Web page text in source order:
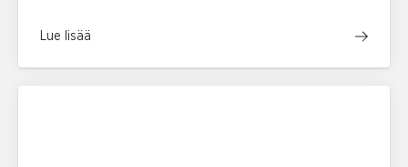
Lue lisää